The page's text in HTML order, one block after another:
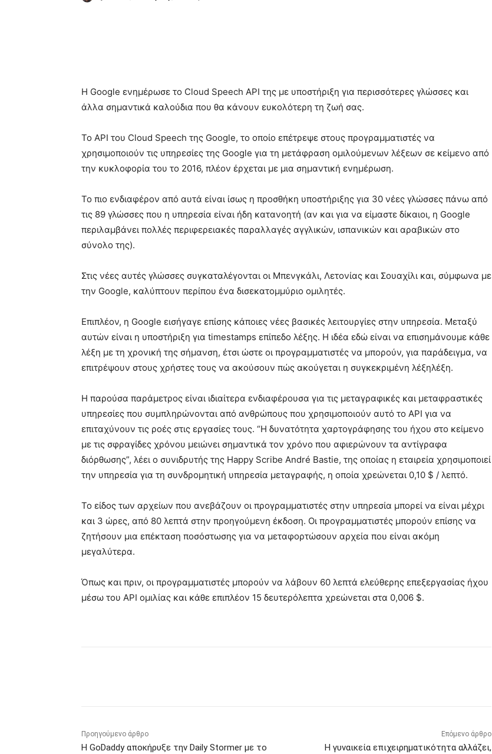
Η Google ενημέρωσε το Cloud Speech API της με υποστήριξη για περισσότερες γλώσσες και
άλλα σημαντικά καλούδια που θα κάνουν ευκολότερη τη ζωή σας.
Το API του Cloud Speech της Google, το οποίο επέτρεψε στους προγραμματιστές να
χρησιμοποιούν τις υπηρεσίες της Google για τη μετάφραση ομιλούμενων λέξεων σε κείμενο από
την κυκλοφορία του το 2016, πλέον έρχεται με μια σημαντική ενημέρωση.
Το πιο ενδιαφέρον από αυτά είναι ίσως η προσθήκη υποστήριξης για 30 νέες γλώσσες πάνω από
τις 89 γλώσσες που η υπηρεσία είναι ήδη κατανοητή (αν και για να είμαστε δίκαιοι, η Google
περιλαμβάνει πολλές περιφερειακές παραλλαγές αγγλικών, ισπανικών και αραβικών στο
σύνολο της).
Στις νέες αυτές γλώσσες συγκαταλέγονται οι Μπενγκάλι, Λετονίας και Σουαχίλι και, σύμφωνα με
την Google, καλύπτουν περίπου ένα δισεκατομμύριο ομιλητές.
Επιπλέον, η Google εισήγαγε επίσης κάποιες νέες βασικές λειτουργίες στην υπηρεσία. Μεταξύ
αυτών είναι η υποστήριξη για timestamps επίπεδο λέξης. Η ιδέα εδώ είναι να επισημάνουμε κάθε
λέξη με τη χρονική της σήμανση, έτσι ώστε οι προγραμματιστές να μπορούν, για παράδειγμα, να
επιτρέψουν στους χρήστες τους να ακούσουν πώς ακούγεται η συγκεκριμένη λέξηλέξη.
Η παρούσα παράμετρος είναι ιδιαίτερα ενδιαφέρουσα για τις μεταγραφικές και μεταφραστικές
υπηρεσίες που συμπληρώνονται από ανθρώπους που χρησιμοποιούν αυτό το API για να
επιταχύνουν τις ροές στις εργασίες τους. “Η δυνατότητα χαρτογράφησης του ήχου στο κείμενο
με τις σφραγίδες χρόνου μειώνει σημαντικά τον χρόνο που αφιερώνουν τα αντίγραφα
διόρθωσης”, λέει ο συνιδρυτής της Happy Scribe André Bastie, της οποίας η εταιρεία χρησιμοποιεί
την υπηρεσία για τη συνδρομητική υπηρεσία μεταγραφής, η οποία χρεώνεται 0,10 $ / λεπτό.
Το είδος των αρχείων που ανεβάζουν οι προγραμματιστές στην υπηρεσία μπορεί να είναι μέχρι
και 3 ώρες, από 80 λεπτά στην προηγούμενη έκδοση. Οι προγραμματιστές μπορούν επίσης να
ζητήσουν μια επέκταση ποσόστωσης για να μεταφορτώσουν αρχεία που είναι ακόμη
μεγαλύτερα.
Όπως και πριν, οι προγραμματιστές μπορούν να λάβουν 60 λεπτά ελεύθερης επεξεργασίας ήχου
μέσω του API ομιλίας και κάθε επιπλέον 15 δευτερόλεπτα χρεώνεται στα 0,006 $.
Προηγούμενο άρθρο
Η GoDaddy αποκήρυξε την Daily Stormer με το
Επόμενο άρθρο
Η γυναικεία επιχειρηματικότητα αλλάζει,